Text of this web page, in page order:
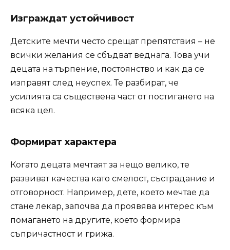
Изграждат устойчивост
Детските мечти често срещат препятствия – не
всички желания се сбъдват веднага. Това учи
децата на търпение, постоянство и как да се
изправят след неуспех. Те разбират, че
усилията са съществена част от постигането на
всяка цел.
Формират характера
Когато децата мечтаят за нещо велико, те
развиват качества като смелост, състрадание и
отговорност. Например, дете, което мечтае да
стане лекар, започва да проявява интерес към
помагането на другите, което формира
съпричастност и грижа.